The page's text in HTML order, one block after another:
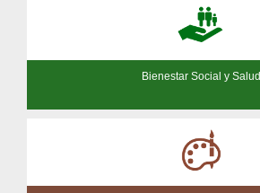
Bienestar Social y Salud